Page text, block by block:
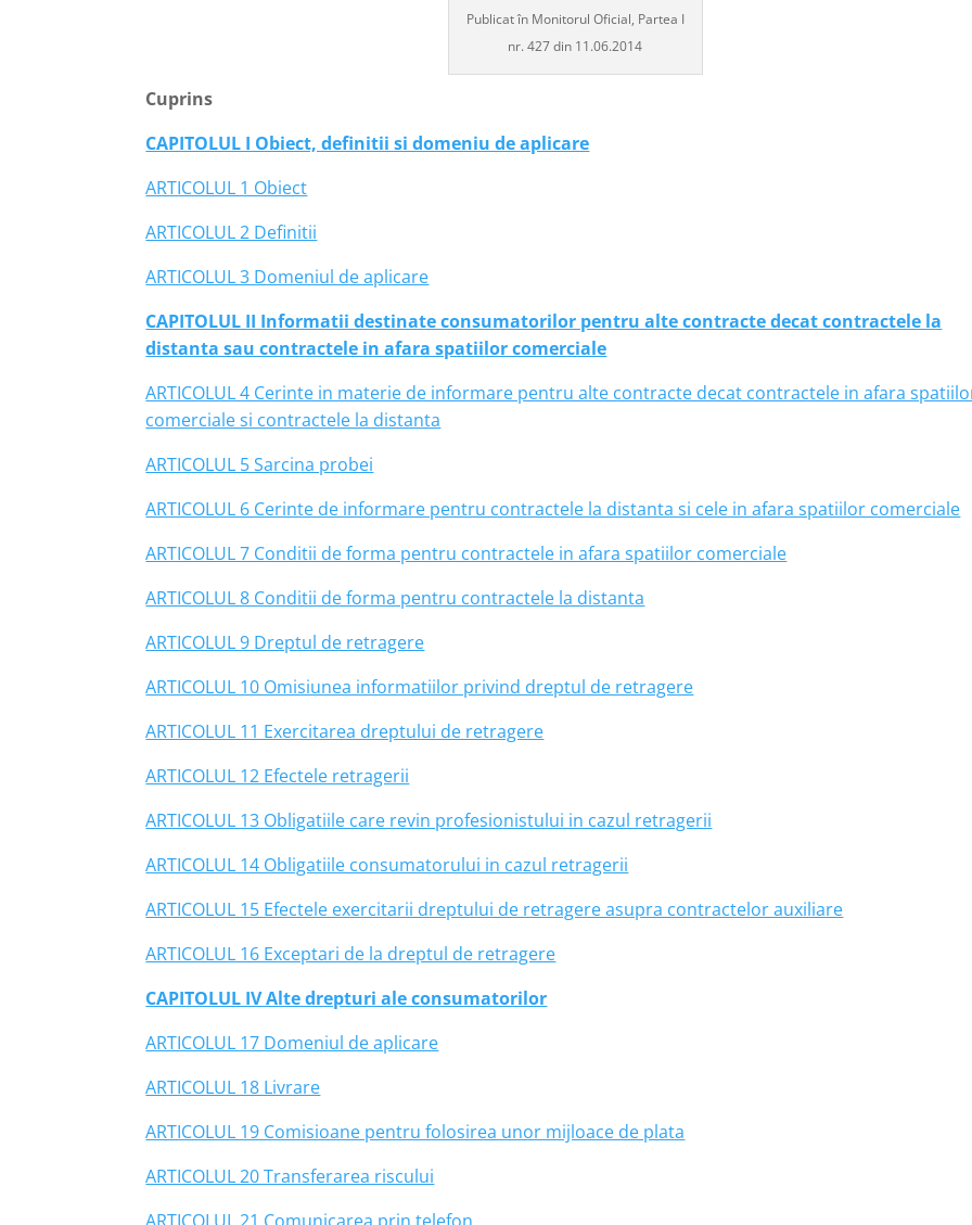
Publicat în Monitorul Oficial, Partea I
nr. 427 din 11.06.2014
Cuprins
CAPITOLUL I Obiect, definitii si domeniu de aplicare
ARTICOLUL 1 Obiect
ARTICOLUL 2 Definitii
ARTICOLUL 3 Domeniul de aplicare
CAPITOLUL II Informatii destinate consumatorilor pentru alte contracte decat contractele la
distanta sau contractele in afara spatiilor comerciale
ARTICOLUL 4 Cerinte in materie de informare pentru alte contracte decat contractele in afara
comerciale si contractele la distanta
ARTICOLUL 5 Sarcina probei
ARTICOLUL 6 Cerinte de informare pentru contractele la distanta si cele in afara spatiilor comerciale
ARTICOLUL 7 Conditii de forma pentru contractele in afara spatiilor comerciale
ARTICOLUL 8 Conditii de forma pentru contractele la distanta
ARTICOLUL 9 Dreptul de retragere
ARTICOLUL 10 Omisiunea informatiilor privind dreptul de retragere
ARTICOLUL 11 Exercitarea dreptului de retragere
ARTICOLUL 12 Efectele retragerii
ARTICOLUL 13 Obligatiile care revin profesionistului in cazul retragerii
ARTICOLUL 14 Obligatiile consumatorului in cazul retragerii
ARTICOLUL 15 Efectele exercitarii dreptului de retragere asupra contractelor auxiliare
ARTICOLUL 16 Exceptari de la dreptul de retragere
CAPITOLUL IV Alte drepturi ale consumatorilor
ARTICOLUL 17 Domeniul de aplicare
ARTICOLUL 18 Livrare
ARTICOLUL 19 Comisioane pentru folosirea unor mijloace de plata
ARTICOLUL 20 Transferarea riscului